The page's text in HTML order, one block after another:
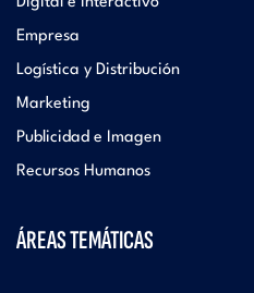
Empresa
Logística y Distribución
Marketing
Publicidad e Imagen
Recursos Humanos
ÁREAS TEMÁTICAS